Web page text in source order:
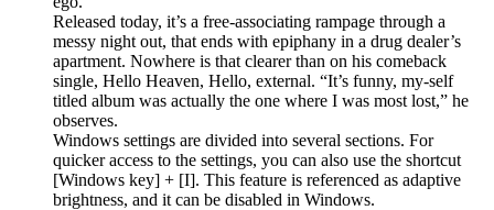
Released today, it’s a free-associating rampage through a
messy night out, that ends with epiphany in a drug dealer’s
apartment. Nowhere is that clearer than on his comeback
single, Hello Heaven, Hello, external. “It’s funny, my-self
titled album was actually the one where I was most lost,” he
observes.
Windows settings are divided into several sections. For
quicker access to the settings, you can also use the shortcut
[Windows key] + [I]. This feature is referenced as adaptive
brightness, and it can be disabled in Windows.